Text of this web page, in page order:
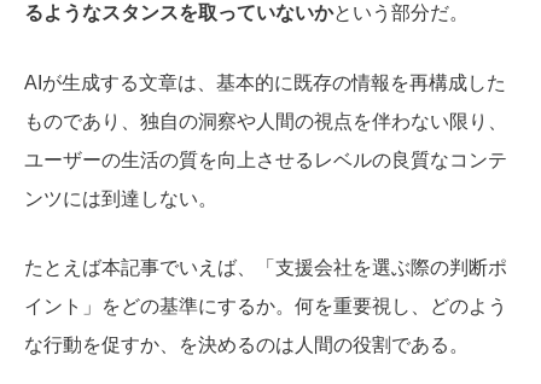
るようなスタンスを取っていないかという部分だ。
AIが生成する文章は、基本的に既存の情報を再構成した
ものであり、独自の洞察や人間の視点を伴わない限り、
ユーザーの生活の質を向上させるレベルの良質なコンテ
ンツには到達しない。
たとえば本記事でいえば、「支援会社を選ぶ際の判断ポ
イント」をどの基準にするか。何を重要視し、どのよう
な行動を促すか、を決めるのは人間の役割である。